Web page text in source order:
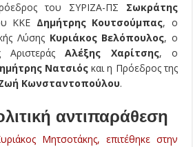
του ΣΥΡΙΖΑ-ΠΣ Σωκράτης
ΚΚΕ Δημήτρης Κουτσούμπας, ο
Λύσης Κυριάκος Βελόπουλος, ο
ΑριστεράςΑλέξης Χαρίτσης, ο
Νατσιός και η Πρόεδρος της
Κωνσταντοπούλου.
αντιπαράθεση
Μητσοτάκης, επιτέθηκε στην